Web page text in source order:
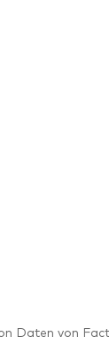
Daten von